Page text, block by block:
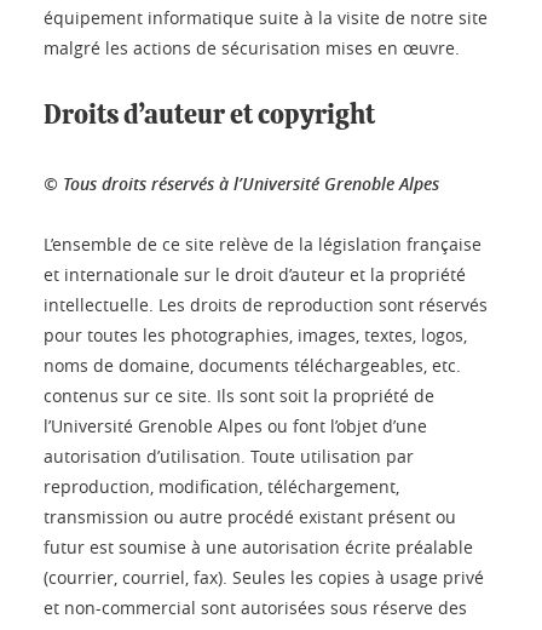
équipement informatique suite à la visite de notre site
malgré les actions de sécurisation mises en œuvre.
Droits d’auteur et copyright
© Tous droits réservés à l’Université Grenoble Alpes
L’ensemble de ce site relève de la législation française
et internationale sur le droit d’auteur et la propriété
intellectuelle. Les droits de reproduction sont réservés
pour toutes les photographies, images, textes, logos,
noms de domaine, documents téléchargeables, etc.
contenus sur ce site. Ils sont soit la propriété de
l’Université Grenoble Alpes ou font l’objet d’une
autorisation d’utilisation. Toute utilisation par
reproduction, modification, téléchargement,
transmission ou autre procédé existant présent ou
futur est soumise à une autorisation écrite préalable
(courrier, courriel, fax). Seules les copies à usage privé
et non-commercial sont autorisées sous réserve des